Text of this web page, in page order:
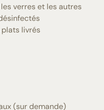
verres et les autres
livrés
(sur demande)